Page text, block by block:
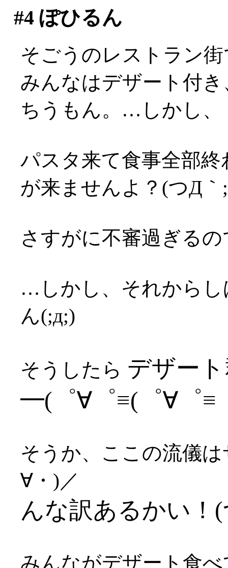
#4ぽひるん
そごうのレストラン
みんなはデザート付
ちうもん。…しかし、
パスタ来て食事全部
が来ませんよ？(つД｀
さすがに不審過ぎる
…しかし、それからし
ん(;д;)
そうしたら デザー
━(゜∀゜≡(゜∀゜
そうか、ここの流儀
∀・)／
んな訳あるかい！
みんながデザート食